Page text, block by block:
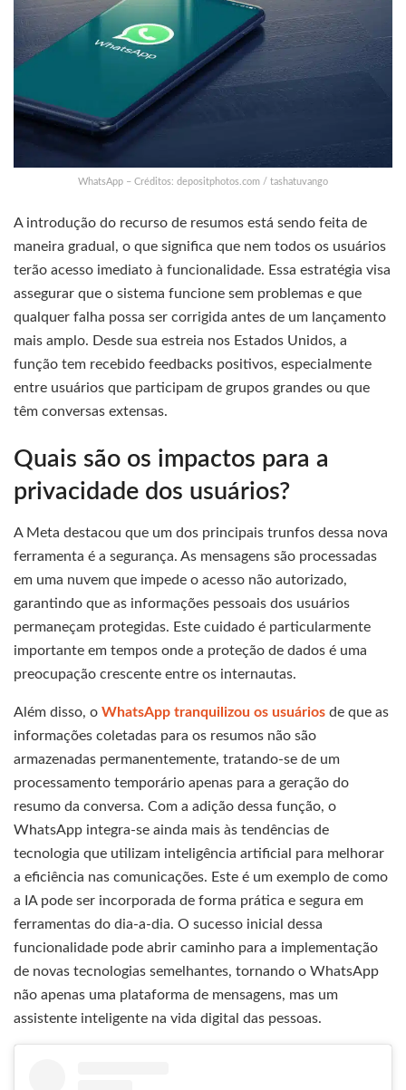
WhatsApp – Créditos: depositphotos.com / tashatuvango
A introdução do recurso de resumos está sendo feita de
maneira gradual, o que significa que nem todos os usuários
terão acesso imediato à funcionalidade. Essa estratégia visa
assegurar que o sistema funcione sem problemas e que
qualquer falha possa ser corrigida antes de um lançamento
mais amplo. Desde sua estreia nos Estados Unidos, a
função tem recebido feedbacks positivos, especialmente
entre usuários que participam de grupos grandes ou que
têm conversas extensas.
Quais são os impactos para a
privacidade dos usuários?
A Meta destacou que um dos principais trunfos dessa nova
ferramenta é a segurança. As mensagens são processadas
em uma nuvem que impede o acesso não autorizado,
garantindo que as informações pessoais dos usuários
permaneçam protegidas. Este cuidado é particularmente
importante em tempos onde a proteção de dados é uma
preocupação crescente entre os internautas.
Além disso, o WhatsApp tranquilizou os usuários de que as
informações coletadas para os resumos não são
armazenadas permanentemente, tratando-se de um
processamento temporário apenas para a geração do
resumo da conversa. Com a adição dessa função, o
WhatsApp integra-se ainda mais às tendências de
tecnologia que utilizam inteligência artificial para melhorar
a eficiência nas comunicações. Este é um exemplo de como
a IA pode ser incorporada de forma prática e segura em
ferramentas do dia-a-dia. O sucesso inicial dessa
funcionalidade pode abrir caminho para a implementação
de novas tecnologias semelhantes, tornando o WhatsApp
não apenas uma plataforma de mensagens, mas um
assistente inteligente na vida digital das pessoas.